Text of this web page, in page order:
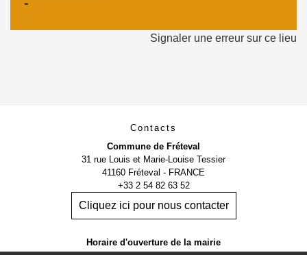
Signaler une erreur sur ce lieu
Contacts
Commune de Fréteval
31 rue Louis et Marie-Louise Tessier
41160 Fréteval - FRANCE
+33 2 54 82 63 52
Cliquez ici pour nous contacter
Horaire d'ouverture de la mairie